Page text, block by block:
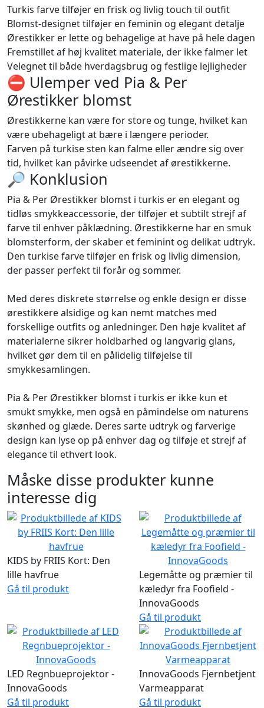
Turkis farve tilføjer en frisk og livlig touch til outfit
Blomst-designet tilføjer en feminin og elegant detalje
Ørestikker er lette og behagelige at have på hele dagen
Fremstillet af høj kvalitet materiale, der ikke falmer let
Velegnet til både hverdagsbrug og festlige lejligheder
⛔️ Ulemper ved Pia & Per
Ørestikker blomst
Ørestikkerne kan være for store og tunge, hvilket kan
være ubehageligt at bære i længere perioder.
Farven på turkise sten kan falme eller ændre sig over
tid, hvilket kan påvirke udseendet af ørestikkerne.
🔎 Konklusion
Pia & Per Ørestikker blomst i turkis er en elegant og
tidløs smykkeaccessorie, der tilføjer et subtilt strejf af
farve til enhver påklædning. Ørestikkerne har en smuk
blomsterform, der skaber et feminint og delikat udtryk.
Den turkise farve tilføjer en frisk og livlig dimension,
der passer perfekt til forår og sommer.
Med deres diskrete størrelse og enkle design er disse
ørestikkere alsidige og kan nemt matches med
forskellige outfits og anledninger. Den høje kvalitet af
materialerne sikrer holdbarhed og langvarig glans,
hvilket gør dem til en pålidelig tilføjelse til
smykkesamlingen.
Pia & Per Ørestikker blomst i turkis er ikke kun et
smukt smykke, men også en påmindelse om naturens
skønhed og glæde. Deres sarte udtryk og farverige
design kan lyse op på enhver dag og tilføje et strejf af
elegance til ethvert look.
Måske disse produkter kunne
interesse dig
KIDS by FRIIS Kort: Den
lille havfrue
Gå til produkt
Legemåtte og præmier til
kæledyr fra Foofield -
InnovaGoods
Gå til produkt
LED Regnbueprojektor -
InnovaGoods
Gå til produkt
InnovaGoods Fjernbetjent
Varmeapparat
Gå til produkt